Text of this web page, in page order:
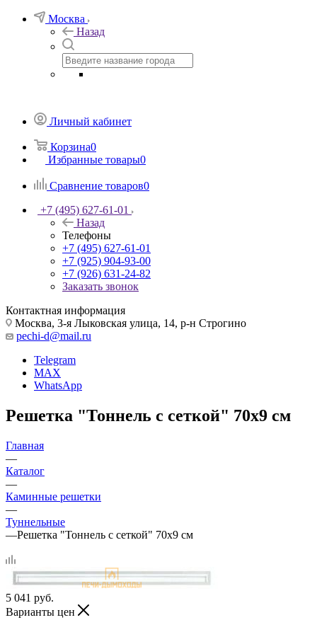
Москва
Назад
Личный кабинет
Корзина0
Избранные товары0
Сравнение товаров0
+7 (495) 627-61-01
Назад
Телефоны
+7 (495) 627-61-01
+7 (925) 904-93-00
+7 (926) 631-24-82
Заказать звонок
Контактная информация
Москва, 3-я Лыковская улица, 14, р-н Строгино
pechi-d@mail.ru
Telegram
MAX
WhatsApp
Решетка "Тоннель с сеткой" 70х9 см
Главная
—
Каталог
—
Каминные решетки
—
Туннельные
—Решетка "Тоннель с сеткой" 70х9 см
5 041 руб.
Варианты цен